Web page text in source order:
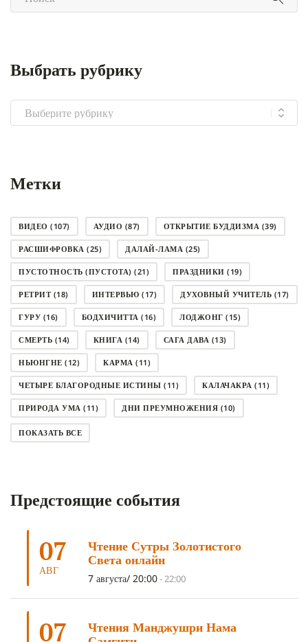
Выбрать рубрику
Выбрать
рубрику
Метки
ВИДЕО (107) АУДИО (87) ОТКРЫТИЕ БУДДИЗМА (39)
РАСШИФРОВКА (25) ДАЛАЙ-ЛАМА (25)
ПУСТОТНОСТЬ (ПУСТОТА) (21) ПРАЗДНИКИ (19)
РЕТРИТ(18) ИНТЕРВЬЮ (17) ДУХОВНЫЙ УЧИТЕЛЬ (17)
ГУРУ (16) БОДХИЧИТТА (16) ЛОДЖОНГ (15)
СМЕРТЬ (14) КНИГА (14) САГА ДАВА (13)
НЬЮНГНЕ (12) КАРМА (11)
ЧЕТЫРЕ БЛАГОРОДНЫЕ ИСТИНЫ (11) КАЛАЧАКРА (11)
ПРИРОДА УМА (11) ДНИ ПРЕУМНОЖЕНИЯ (10)
СОВЕТ(10)
АНАЛИТИЧЕСКАЯ МЕДИТАЦИЯ(7)
ТРИ ОСНОВЫ ПУТИ(5) ЛХАБАБ ДУЧЕН(5)
ОЧИСТИТЕЛЬНЫЕ ПРАКТИКИ(5)
УМ И ЕГО ПОТЕНЦИАЛ
ОТРЕЧЕНИЕ
ПОДНОШЕНИЯ (4) ВОСЕМЬ СТРОФ(4)
ПОКАЗАТЬ ВСЕ
Предстоящие события
07
АВГ
Чтение Сутры Золотистого
Света онлайн
7 августа/ 20:00-22:00
07
Чтения Манджушри Нама